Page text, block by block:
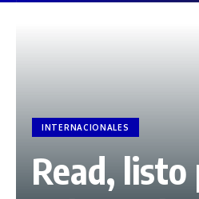
INTERNACIONALES
Read, listo